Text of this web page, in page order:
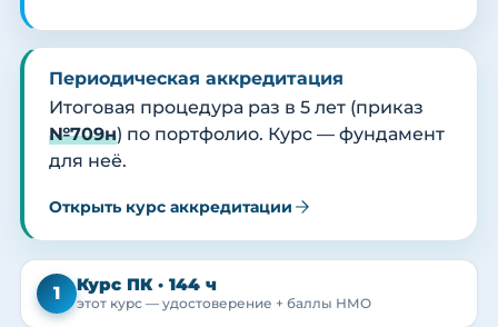
Периодическая аккредитация
Итоговая процедура раз в 5 лет (приказ
№709н) по портфолио. Курс — фундамент
для неё.
Открыть курс аккредитации
1 Курс ПК · 144 ч
этот курс — удостоверение + баллы НМО